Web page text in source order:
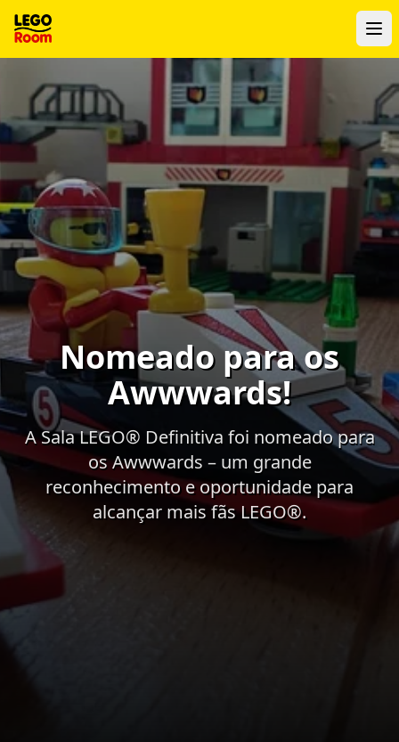
Para o conteúdo principal
Nomeado para os
Awwwards!
A Sala LEGO® Definitiva foi nomeado para
os Awwwards – um grande
reconhecimento e oportunidade para
alcançar mais fãs LEGO®.